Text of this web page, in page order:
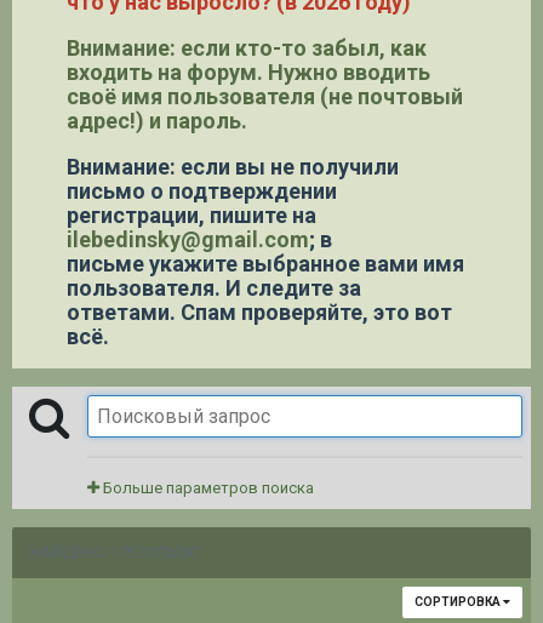
Внимание: если кто-то забыл, как
входить на форум. Нужно вводить
своё имя пользователя (не почтовый
адрес!) и пароль.
Внимание: если вы не получили
письмо о подтверждении
регистрации, пишите на
ilebedinsky@gmail.com; в
письме укажите выбранное вами имя
пользователя. И следите за
ответами. Спам проверяйте, это вот
всё.
Больше параметров поиска
НАЙДЕНО 1 РЕЗУЛЬТАТ
СОРТИРОВКА